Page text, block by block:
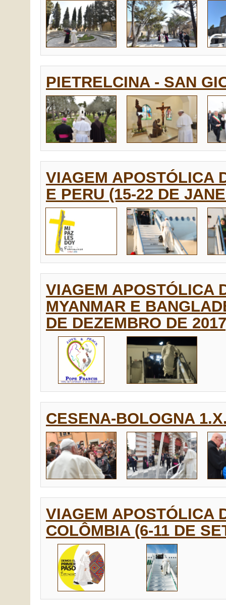
PIETRELCINA - SAN
VIAGEM APOSTÓLICA
E PERU (15-22 DE
VIAGEM APOSTÓLICA
MYANMAR E
DE DEZEMBRO DE
CESENA-BOLOGNA
VIAGEM APOSTÓLICA
COLÔMBIA (6-11 DE